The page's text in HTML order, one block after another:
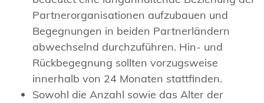
Partnerorganisationen aufzubauen und
Begegnungen in beiden Partnerländern
abwechselnd durchzuführen. Hin- und
Rückbegegnung sollten vorzugsweise
innerhalb von 24 Monaten stattfinden.
Sowohl die Anzahl sowie das Alter der